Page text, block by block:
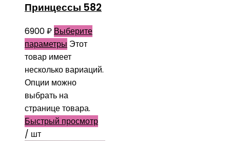
Принцессы 582
6900₽ Выберите
параметры Этот
товар имеет
несколько вариаций.
Опции можно
выбрать на
странице товара.
Быстрый просмотр
/ шт